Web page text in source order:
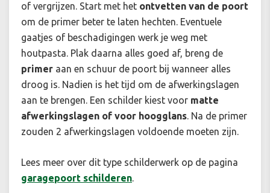
of vergrijzen. Start met het ontvetten van de poort
om de primer beter te laten hechten. Eventuele
gaatjes of beschadigingen werk je weg met
houtpasta. Plak daarna alles goed af, breng de
primer aan en schuur de poort bij wanneer alles
droog is. Nadien is het tijd om de afwerkingslagen
aan te brengen. Een schilder kiest voor matte
afwerkingslagen of voor hoogglans. Na de primer
zouden 2 afwerkingslagen voldoende moeten zijn.
Lees meer over dit type schilderwerk op de pagina
garagepoort schilderen.